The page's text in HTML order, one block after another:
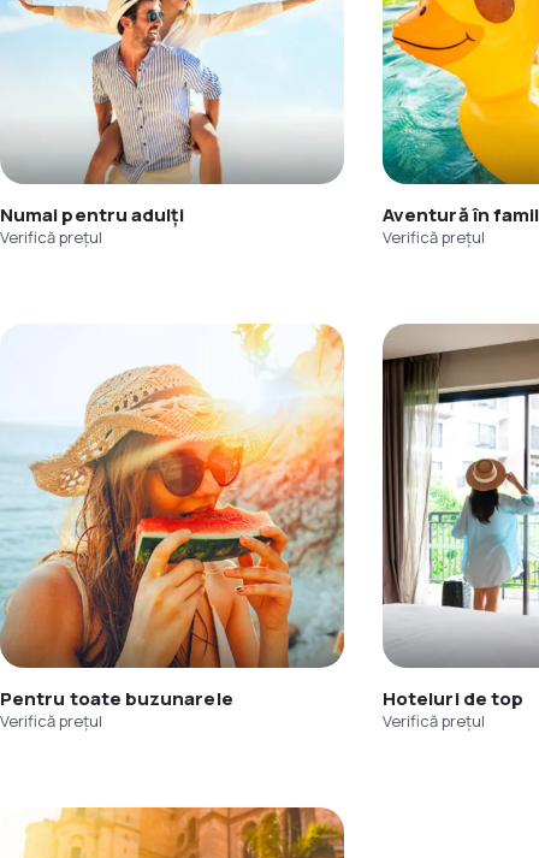
Numai pentru adulți
Verifică prețul
Aventură în
Verifică prețul
Pentru toate buzunarele
Verifică prețul
Hoteluri de top
Verifică prețul